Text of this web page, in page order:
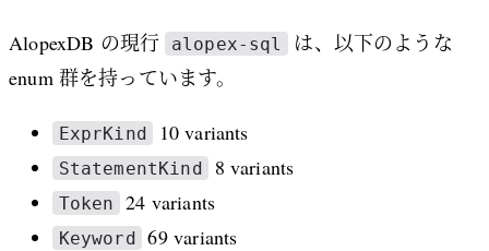
AlopexDB の現行 alopex-sql
は、以下のような
enum 群を持っています。
ExprKind 10 variants
StatementKind 8 variants
Token 24 variants
Keyword 69 variants